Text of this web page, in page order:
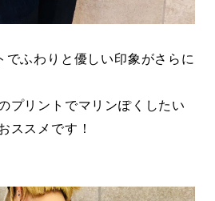
でふわりと優しい印象がさらに
プリントでマリンぽくしたい
ススメです！